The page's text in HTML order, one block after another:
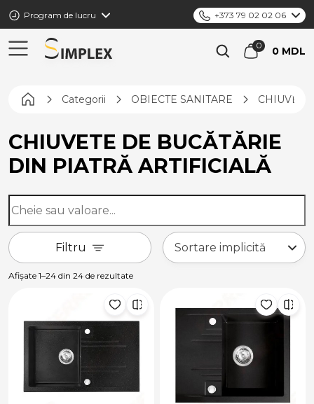
Program de lucru +373 79 02 02 06
0 MDL
Pagina principală
Categorii OBIECTE SANITARE
CHIUVETE DE BUCĂTĂRIE
DIN PIATRĂ ARTIFICIALĂ
Filtru
Afișate 1–24 din 24 de rezultate